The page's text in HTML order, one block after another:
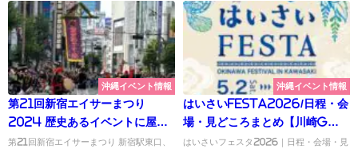
沖縄イベント情報
第21回新宿エイサーまつり
2024 歴史あるイベントに屋台
出店してきました
第21回新宿エイサーまつり 新宿駅東口、
沖縄イベント情報
はいさいFESTA2026/日程・会
場・見どころまとめ【川崎GW
沖縄イベント】
はいさいフェスタ2026｜日程・会場・見